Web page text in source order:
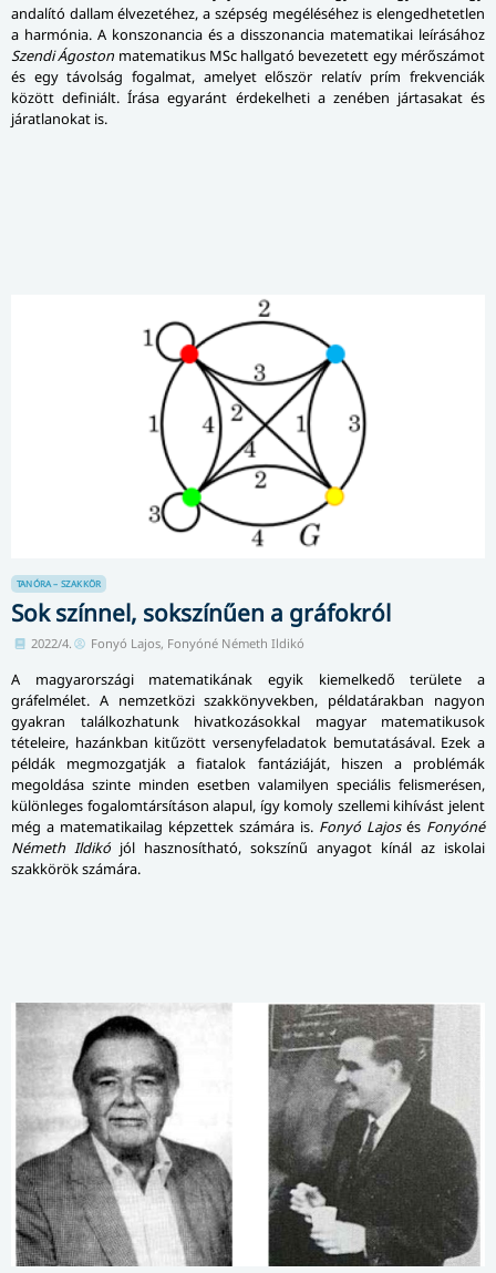
andalító dallam élvezetéhez, a szépség megéléséhez is elengedhetetlen
a harmónia. A konszonancia és a disszonancia matematikai leírásához
Szendi Ágoston matematikus MSc hallgató bevezetett egy mérőszámot
és egy távolság fogalmat, amelyet először relatív prím frekvenciák
között definiált. Írása egyaránt érdekelheti a zenében jártasakat és
járatlanokat is.
TANÓRA – SZAKKÖR
Sok színnel, sokszínűen a gráfokról
2022/4. Fonyó Lajos, Fonyóné Németh Ildikó
A magyarországi matematikának egyik kiemelkedő területe a
gráfelmélet. A nemzetközi szak­köny­vek­ben, példatárakban nagyon
gyakran talál­koz­ha­tunk hivatkozásokkal magyar ma­te­ma­ti­ku­sok
tételeire, hazánkban kitűzött versenyfeladatok bemutatásával. Ezek a
példák megmozgatják a fiatalok fantáziáját, hiszen a problémák
megoldása szinte minden esetben valamilyen speciális felismerésen,
különleges fogalomtársításon alapul, így komoly szellemi kihívást jelent
még a matematikailag képzettek számára is. Fonyó Lajosés Fonyóné
Németh Ildikó jól hasznosítható, sokszínű anyagot kínál az iskolai
szakkörök számára.